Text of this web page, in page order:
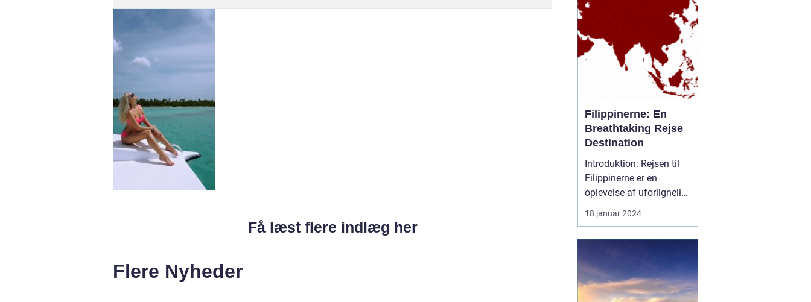
Få læst flere indlæg her
Flere Nyheder
klimavenligt alternativ til
Filippinerne: En
Breathtaking Rejse
Destination
Introduktion: Rejsen til
Filippinerne er en
oplevelse af uforlignelig
skønhed og dyb kultur.
Dette eventyrland skaber
strande, frodige
regnskove,
dybhavsdykning og en
18 januar 2024